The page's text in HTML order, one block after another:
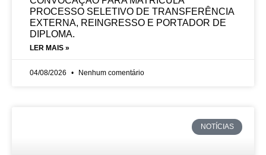
PROCESSO SELETIVO DE TRANSFERÊNCIA
EXTERNA, REINGRESSO E PORTADOR DE
DIPLOMA.
LER MAIS »
04/08/2026 Nenhum comentário
NOTÍCIAS